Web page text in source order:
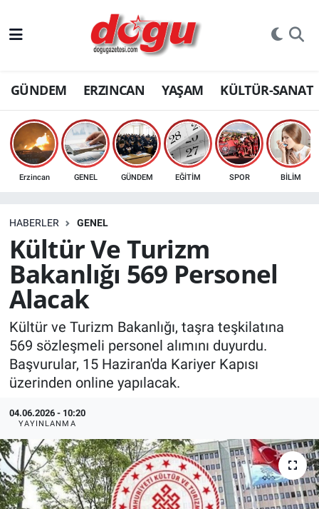
GÜNDEM ERZINCAN YAŞAM KÜLTÜR-SANAT
Erzincan GENEL GÜNDEM EĞİTİM SPOR BİLİM
HABERLER GENEL
Kültür Ve Turizm
Bakanlığı 569 Personel
Alacak
Kültür ve Turizm Bakanlığı, taşra teşkilatına
569 sözleşmeli personel alımını duyurdu.
Başvurular, 15 Haziran'da Kariyer Kapısı
üzerinden online yapılacak.
04.06.2026 - 10:20
YAYINLANMA
ERZINCAN
GÜNDEM
ERZİNCAN FOTOĞRAFLARI
SAĞLIK
EKONOMİ
Bilim, teknoloji
GENEL
KÜLTÜR-SANAT
Yerel Haber
Politika
SPOR
YAŞAM